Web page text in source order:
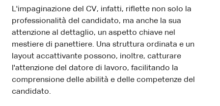
L'impaginazione del CV, infatti, riflette non solo la
professionalità del candidato, ma anche la sua
attenzione al dettaglio, un aspetto chiave nel
mestiere di panettiere. Una struttura ordinata e un
layout accattivante possono, inoltre, catturare
l'attenzione del datore di lavoro, facilitando la
comprensione delle abilità e delle competenze del
candidato.